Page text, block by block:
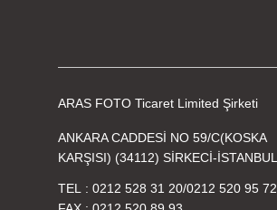
ARAS FOTO Ticaret Limited Şirketi
ANKARA CADDESİ NO 59/C(KOSKA
KARŞISI) (34112) SİRKECİ-İSTANBUL
TEL 0212 528 31 20/0212 520 95 72